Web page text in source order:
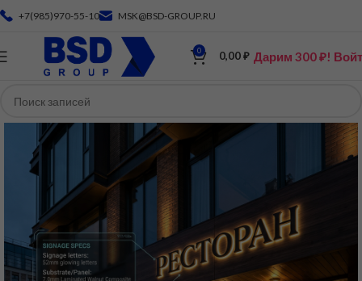
+7(985)970-55-10 MSK@BSD-GROUP.RU
0 0,00₽ Дарим 300 ₽!